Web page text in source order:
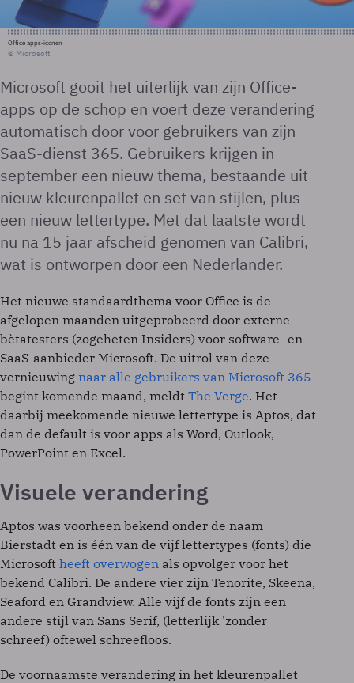
Office apps-iconen
© Microsoft
Microsoft gooit het uiterlijk van zijn Office-
apps op de schop en voert deze verandering
automatisch door voor gebruikers van zijn
SaaS-dienst 365. Gebruikers krijgen in
september een nieuw thema, bestaande uit
nieuw kleurenpallet en set van stijlen, plus
een nieuw lettertype. Met dat laatste wordt
nu na 15 jaar afscheid genomen van Calibri,
wat is ontworpen door een Nederlander.
Het nieuwe standaardthema voor Office is de
afgelopen maanden uitgeprobeerd door externe
bètatesters (zogeheten Insiders) voor software- en
SaaS-aanbieder Microsoft. De uitrol van deze
vernieuwing naar alle gebruikers van Microsoft 365
begint komende maand, meldt The Verge. Het
daarbij meekomende nieuwe lettertype is Aptos, dat
dan de default is voor apps als Word, Outlook,
PowerPoint en Excel.
Visuele verandering
Aptos was voorheen bekend onder de naam
Bierstadt en is één van de vijf lettertypes (fonts) die
Microsoft heeft overwogen als opvolger voor het
bekend Calibri. De andere vier zijn Tenorite, Skeena,
Seaford en Grandview. Alle vijf de fonts zijn een
andere stijl van Sans Serif, (letterlijk 'zonder
schreef) oftewel schreefloos.
De voornaamste verandering in het kleurenpallet